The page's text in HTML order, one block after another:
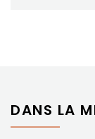
DANS LA